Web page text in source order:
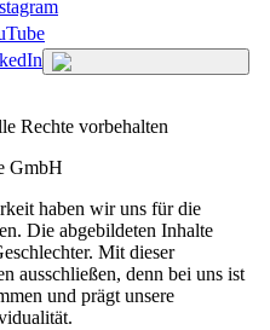
Rechte vorbehalten
GmbH
haben wir uns für die
Die abgebildeten Inhalte
Mit dieser
ausschließen, denn bei uns ist
und prägt unsere